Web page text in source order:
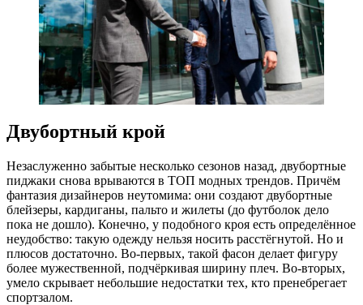
Двубортный крой
Незаслуженно забытые несколько сезонов назад, двубортные
пиджаки снова врываются в ТОП модных трендов. Причём
фантазия дизайнеров неутомима: они создают двубортные
блейзеры, кардиганы, пальто и жилеты (до футболок дело
пока не дошло). Конечно, у подобного кроя есть определённое
неудобство: такую одежду нельзя носить расстёгнутой. Но и
плюсов достаточно. Во-первых, такой фасон делает фигуру
более мужественной, подчёркивая ширину плеч. Во-вторых,
умело скрывает небольшие недостатки тех, кто пренебрегает
спортзалом.